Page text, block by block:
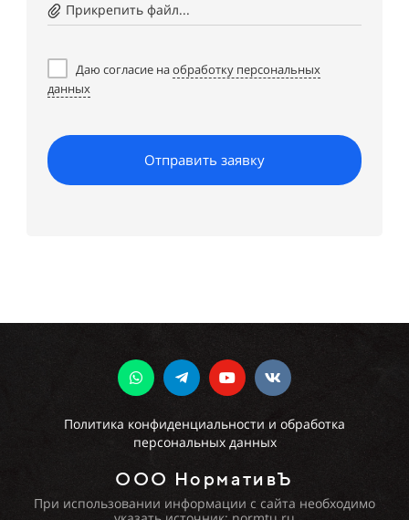
Прикрепить файл...
Даю согласие наобработку персональных
данных
Отправить заявку
Политика конфиденциальности и обработка
персональных данных
ООО НормативЪ
При использовании информации с сайта необходимо